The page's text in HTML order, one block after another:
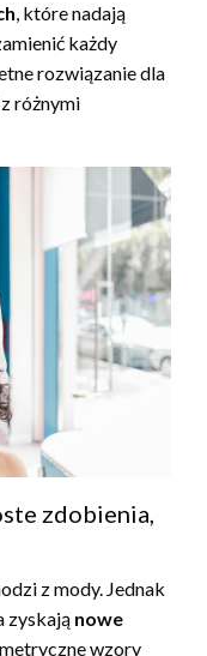
, które nadają
każdy
rozwiązanie dla
różnymi
zdobienia,
z mody. Jednak
zyskają nowe
wzory